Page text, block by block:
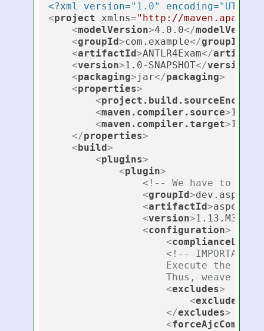
<?xml version="1.0" encoding="UTF-8"
<project xmlns="http://
<modelVersion>4.0.0</
<groupId>com.example</groupId
<artifactId>ANTLR4Exam</
<version>1.0-SNAPSHOT</version
<packaging>jar</packaging>
<properties>
<
<maven.compiler.source>11
<maven.compiler.target>11
</properties>
< build>
<plugins>
<plugin>
<!-- We have to
<groupId>dev.aspectj
<artifactId>aspectj-
<version>1.13.M3
<configuration>
<complianceLevel
<!--
Execute the
Thus, weave
<excludes>
<exclude
</excludes>
<forceAjcCompile